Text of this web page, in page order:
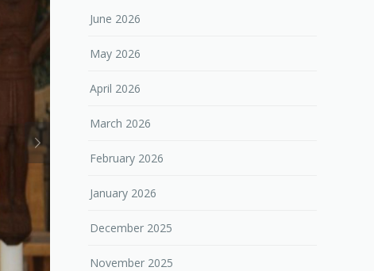
June 2026
May 2026
April 2026
March 2026
February 2026
January 2026
December 2025
November 2025